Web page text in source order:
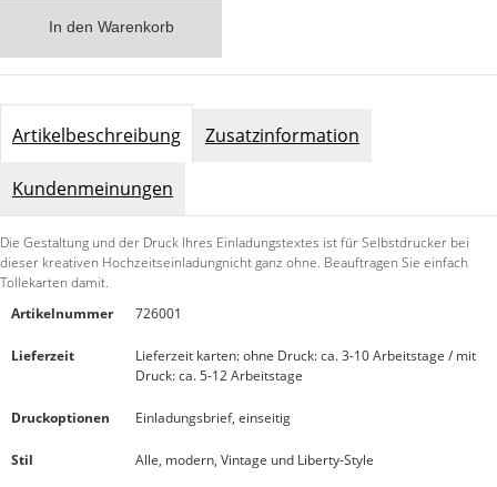
In den Warenkorb
Artikelbeschreibung Zusatzinformation
Kundenmeinungen
Die Gestaltung und der Druck Ihres Einladungstextes ist für Selbstdrucker bei
dieser kreativen Hochzeitseinladungnicht ganz ohne. Beauftragen Sie einfach
Tollekarten damit.
Artikelnummer
726001
Lieferzeit
Lieferzeit karten: ohne Druck: ca. 3-10 Arbeitstage / mit
Druck: ca. 5-12 Arbeitstage
Druckoptionen Einladungsbrief, einseitig
Stil Alle, modern, Vintage und Liberty-Style